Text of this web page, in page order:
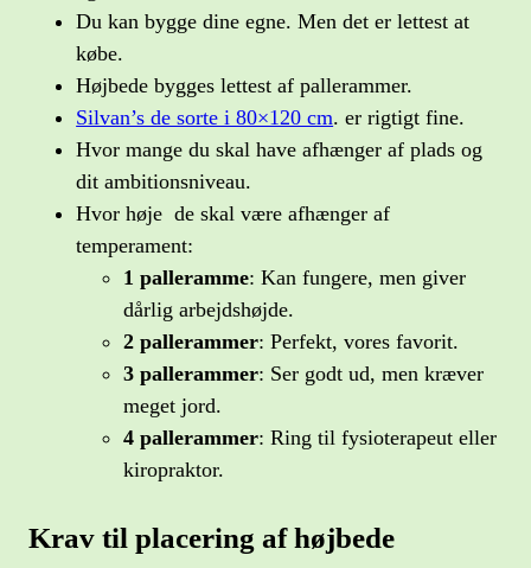
Du kan bygge dine egne. Men det er lettest at
købe.
Højbede bygges lettest af pallerammer.
Silvan’s de sorte i 80×120 cm. er rigtigt fine.
Hvor mange du skal have afhænger af plads og
dit ambitionsniveau.
Hvor høje de skal være afhænger af
temperament:
1 palleramme: Kan fungere, men giver
dårlig arbejdshøjde.
2 pallerammer: Perfekt, vores favorit.
3 pallerammer: Ser godt ud, men kræver
meget jord.
4 pallerammer: Ring til fysioterapeut eller
kiropraktor.
Krav til placering af højbede